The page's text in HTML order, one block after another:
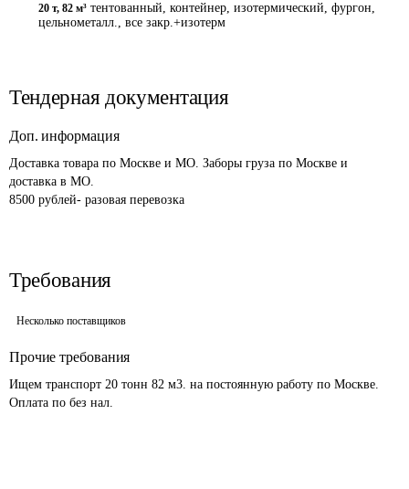
20 т, 82 м³ тентованный, контейнер, изотермический, фургон,
цельнометалл., все закр.+изотерм
Тендерная документация
Доп. информация
Доставка товара по Москве и МО. Заборы груза по Москве и
доставка в МО.
8500 рублей- разовая перевозка
Требования
Несколько поставщиков
Прочие требования
Ищем транспорт 20 тонн 82 м3. на постоянную работу по Москве.
Оплата по без нал.